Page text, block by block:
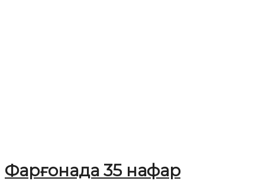
Фарғонада 35 нафар